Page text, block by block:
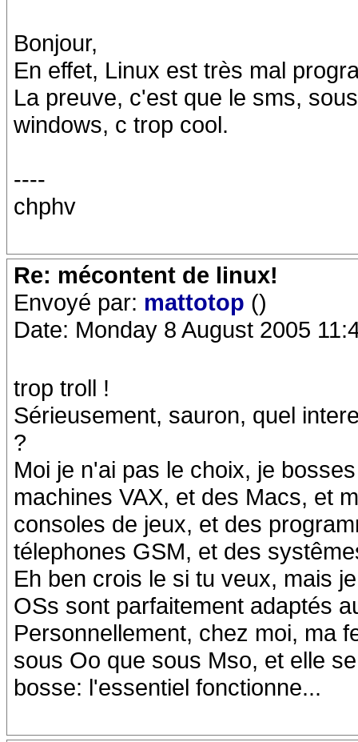
Bonjour,
En effet, Linux est très mal
La preuve, c'est que le sms,
windows, c trop cool.
----
chphv
Re: mécontent de linux!
Envoyé par: mattotop ()
Date: Monday 8 August 2005
trop troll !
Sérieusement, sauron, quel
?
Moi je n'ai pas le choix, je
machines VAX, et des Macs, et
consoles de jeux, et des
télephones GSM, et des
Eh ben crois le si tu veux, mais
OSs sont parfaitement adaptés
Personnellement, chez moi, ma
sous Oo que sous Mso, et elle
bosse: l'essentiel fonctionne...